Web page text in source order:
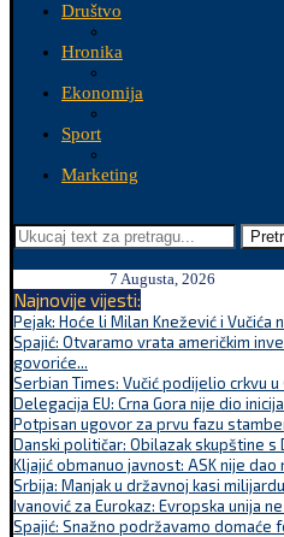
Društvo
Hronika
Ekonomija
Sport
Marketing
7 Augusta, 2026
Najnovije vijesti:
Pejak: Hoće li Milan Knežević i
Spajić: Otvaramo vrata američkim
govoriće...
Serbian Times: Vučić podijelio crkvu u
Delegacija EU: Crna Gora nije dio
Potpisan ugovor za prvu fazu
Danski političar: Obilazak skupštine
Kljajić obmanuo javnost: ASK nije
Srbija: Manjak u državnoj kasi
Ivanović za Eurokaz: Evropska unija
Spajić: Snažno podržavamo domaće